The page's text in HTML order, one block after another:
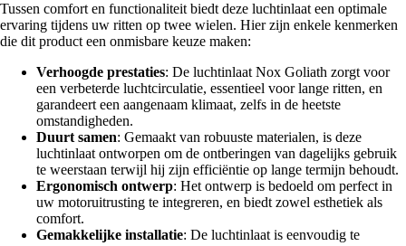
Tussen comfort en functionaliteit biedt deze luchtinlaat een optimale
ervaring tijdens uw ritten op twee wielen. Hier zijn enkele kenmerken
die dit product een onmisbare keuze maken:
Verhoogde prestaties: De luchtinlaat Nox Goliath zorgt voor
een verbeterde luchtcirculatie, essentieel voor lange ritten, en
garandeert een aangenaam klimaat, zelfs in de heetste
omstandigheden.
Duurt samen: Gemaakt van robuuste materialen, is deze
luchtinlaat ontworpen om de ontberingen van dagelijks gebruik
te weerstaan terwijl hij zijn efficiëntie op lange termijn behoudt.
Ergonomisch ontwerp: Het ontwerp is bedoeld om perfect in
uw motoruitrusting te integreren, en biedt zowel esthetiek als
comfort.
Gemakkelijke installatie: De luchtinlaat is eenvoudig te